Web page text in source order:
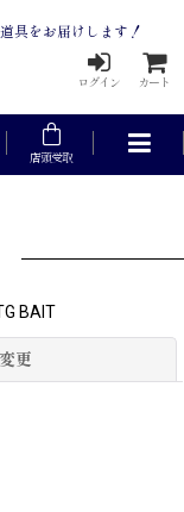
具をお届けします！
ログイン カート
店頭受取
BAIT
更